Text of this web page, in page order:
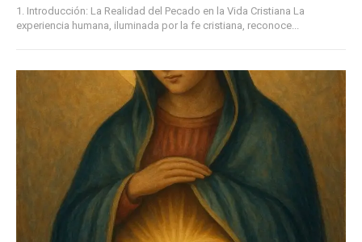
1. Introducción: La Realidad del Pecado en la Vida Cristiana La
experiencia humana, iluminada por la fe cristiana, reconoce...